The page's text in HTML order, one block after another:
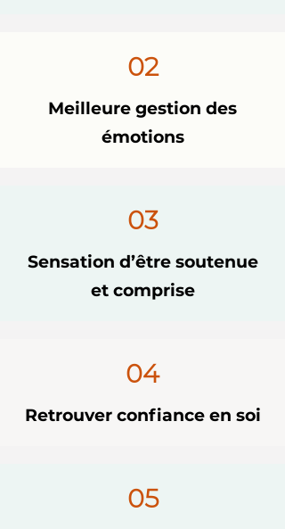
02
Meilleure gestion des
émotions
03
Sensation d’être soutenue
et comprise
04
Retrouver confiance en soi
05